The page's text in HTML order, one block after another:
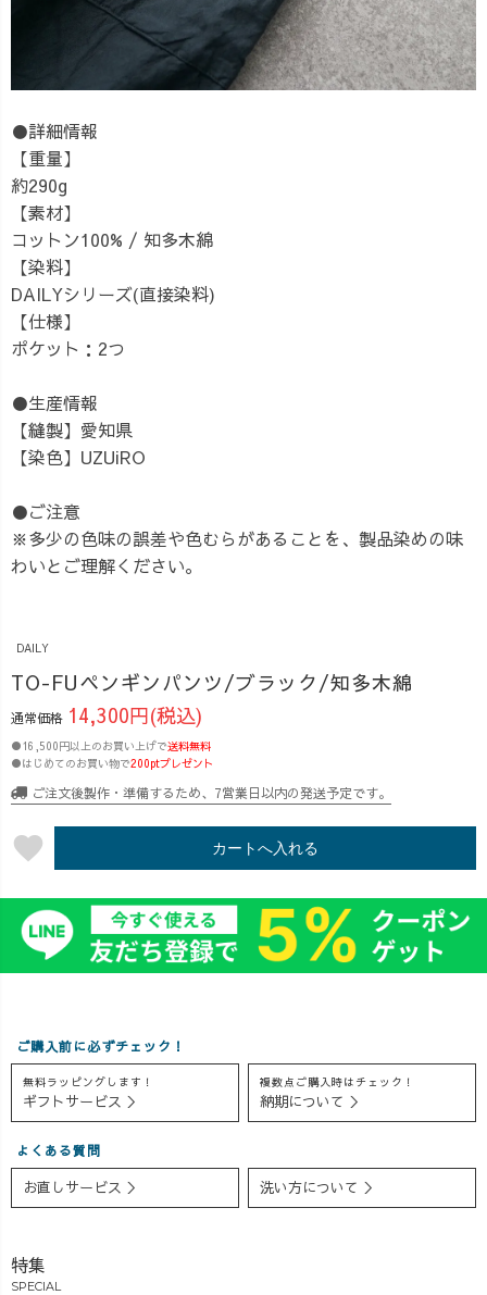
●詳細情報
【重量】
約290g
【素材】
コットン100% / 知多木綿
【染料】
DAILYシリーズ(直接染料)
【仕様】
ポケット：2つ
●生産情報
【縫製】愛知県
【染色】UZUiRO
●ご注意
※多少の色味の誤差や色むらがあることを、製品染めの味
わいとご理解ください。
DAILY
TO-FUペンギンパンツ/ブラック/知多木綿
通常価格 14,300円(税込)
●16,500円以上のお買い上げで送料無料
●はじめてのお買い物で200ptプレゼント
ご注文後製作・準備するため、7営業日以内の発送予定です。
favorite カートへ入れる
ご購入前に必ずチェック！
無料ラッピングします！
ギフトサービス ＞
複数点ご購入時はチェック！
納期について ＞
よくある質問
お直しサービス ＞ 洗い方について ＞
特集
SPECIAL